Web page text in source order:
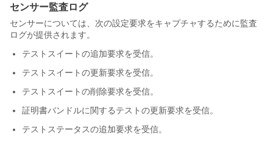
センサー監査ログ
センサーについては、次の設定要求をキャプチャするために監査
ログが提供されます。
テストスイートの追加要求を受信。
テストスイートの更新要求を受信。
テストスイートの削除要求を受信。
証明書バンドルに関するテストの更新要求を受信。
テストステータスの追加要求を受信。